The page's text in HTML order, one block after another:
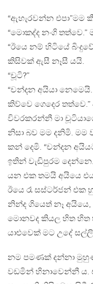
“ඇහැරවන්න එපා”මම
“මොකද්ද නංගි තත්වෙ.”
“ඊයෙ නම් හිටියේ
කිසිවක් ඇසී නෑසී යයි.
“චූටි?”
“චන්දන අයියා
කිව්වෙ ගෙදෙර
විවරකරන්නී මා
නිසා බව මම දනිමි.
කන් දෙමි. “චන්දන
ඉතින් වැඩිපුරම
යන එක තමයි අයියෙ
ඊයෙ රෑ සස්ටර්ජන් එක
නින්ද ගියෙත් නෑ
මොනවද කියල හිත හිත
යාළුවෙක් මට උදේ
නම පමණක් දන්නා
වඩමින් හිනාවෙන්නී ය.